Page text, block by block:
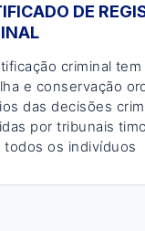
DE
criminal
e conservação
das decisões
por tribunais
todos os indivíduos